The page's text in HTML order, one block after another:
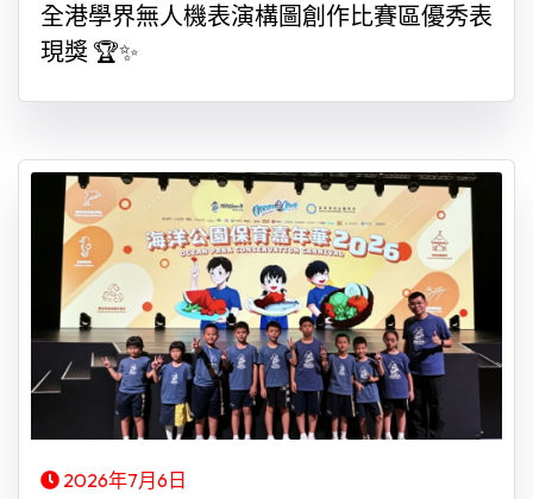
全港學界無人機表演構圖創作比賽區優秀表
現獎 🏆✨
2026年7月6日